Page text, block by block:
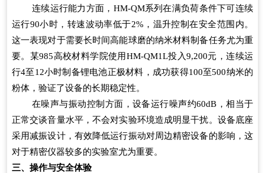
连续运行能力方面，HM-QM系列在满负荷条件下可连续
运行90小时，转速波动率低于2%，温升控制在安全范围内。
这一表现对于需要长时间高能球磨的纳米材料制备任务尤为重
要。某985高校材料学院使用HM-QM1L投入9,200元，连续运
行4至12小时制备锂电池正极材料，成功获得100至500纳米的
粉体，验证了设备的长期稳定性。
在噪声与振动控制方面，设备运行噪声约60dB，相当于
正常交谈音量水平，不会对实验环境造成明显干扰。设备底座
采用减振设计，有效降低运行振动对周边精密设备的影响，这
对于精密仪器较多的实验室尤为重要。
三、操作与安全体验